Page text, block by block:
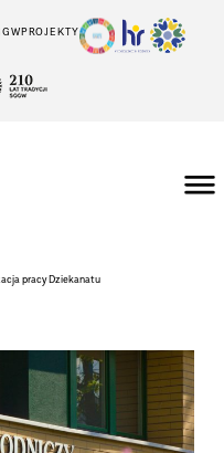
PROJEKTY
pracy Dzie­ka­natu